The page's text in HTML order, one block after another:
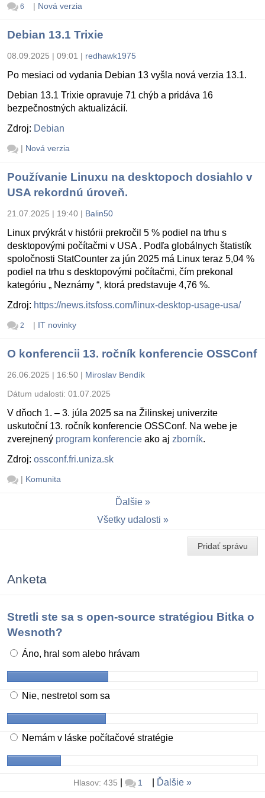
6 | Nová verzia
Debian 13.1 Trixie
08.09.2025 | 09:01 | redhawk1975
Po mesiaci od vydania Debian 13 vyšla nová verzia 13.1.
Debian 13.1 Trixie opravuje 71 chýb a pridáva 16
bezpečnostných aktualizácií.
Zdroj: Debian
| Nová verzia
Používanie Linuxu na desktopoch dosiahlo v
USA rekordnú úroveň.
21.07.2025 | 19:40 | Balin50
Linux prvýkrát v histórii prekročil 5 % podiel na trhu s
desktopovými počítačmi v USA . Podľa globálnych štatistík
spoločnosti StatCounter za jún 2025 má Linux teraz 5,04 %
podiel na trhu s desktopovými počítačmi, čím prekonal
kategóriu „ Neznámy “, ktorá predstavuje 4,76 %.
Zdroj: https://news.itsfoss.com/linux-desktop-usage-usa/
2 | IT novinky
O konferencii 13. ročník konferencie OSSConf
26.06.2025 | 16:50 | Miroslav Bendík
Dátum udalosti: 01.07.2025
V dňoch 1. – 3. júla 2025 sa na Žilinskej univerzite
uskutoční 13. ročník konferencie OSSConf. Na webe je
zverejnený program konferencie ako aj zborník.
Zdroj: ossconf.fri.uniza.sk
| Komunita
Ďalšie
Všetky udalosti
Pridať správu
Anketa
Stretli ste sa s open-source stratégiou Bitka o
Wesnoth?
Áno, hral som alebo hrávam
Nie, nestretol som sa
Nemám v láske počítačové stratégie
Hlasov: 435 1 Ďalšie